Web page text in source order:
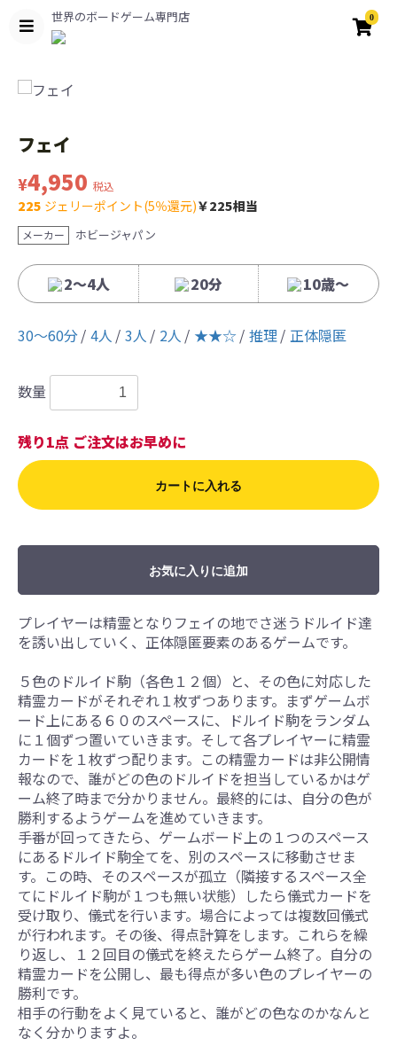
世界のボードゲーム専門店 0
フェイ
¥4,950 税込
225 ジェリーポイント(5％還元)￥225相当
メーカー ホビージャパン
2〜4人 20分 10歳〜
30〜60分 4人 3人 2人 ★★☆ 推理 正体隠匿
数量
残り1点 ご注文はお早めに
カートに入れる
お気に入りに追加
プレイヤーは精霊となりフェイの地でさ迷うドルイド達
を誘い出していく、正体隠匿要素のあるゲームです。
５色のドルイド駒（各色１２個）と、その色に対応した
精霊カードがそれぞれ１枚ずつあります。まずゲームボ
ード上にある６０のスペースに、ドルイド駒をランダム
に１個ずつ置いていきます。そして各プレイヤーに精霊
カードを１枚ずつ配ります。この精霊カードは非公開情
報なので、誰がどの色のドルイドを担当しているかはゲ
ーム終了時まで分かりません。最終的には、自分の色が
勝利するようゲームを進めていきます。
手番が回ってきたら、ゲームボード上の１つのスペース
にあるドルイド駒全てを、別のスペースに移動させま
す。この時、そのスペースが孤立（隣接するスペース全
てにドルイド駒が１つも無い状態）したら儀式カードを
受け取り、儀式を行います。場合によっては複数回儀式
が行われます。その後、得点計算をします。これらを繰
り返し、１２回目の儀式を終えたらゲーム終了。自分の
精霊カードを公開し、最も得点が多い色のプレイヤーの
勝利です。
相手の行動をよく見ていると、誰がどの色なのかなんと
なく分かりますよ。